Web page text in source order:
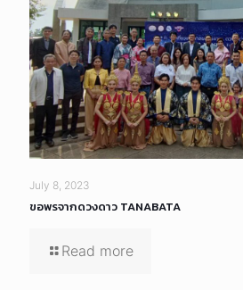
July 8, 2023
ขอพรจากดวงดาว TANABATA
Read more